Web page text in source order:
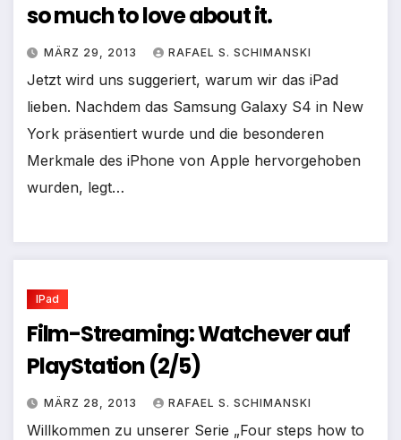
so much to love about it.
MÄRZ 29, 2013 RAFAEL S. SCHIMANSKI
Jetzt wird uns suggeriert, warum wir das iPad
lieben. Nachdem das Samsung Galaxy S4 in New
York präsentiert wurde und die besonderen
Merkmale des iPhone von Apple hervorgehoben
wurden, legt…
IPad
Film-Streaming: Watchever auf
PlayStation (2/5)
MÄRZ 28, 2013 RAFAEL S. SCHIMANSKI
Willkommen zu unserer Serie „Four steps how to